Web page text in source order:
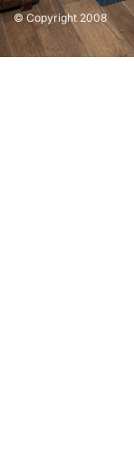
© Copyright 2008